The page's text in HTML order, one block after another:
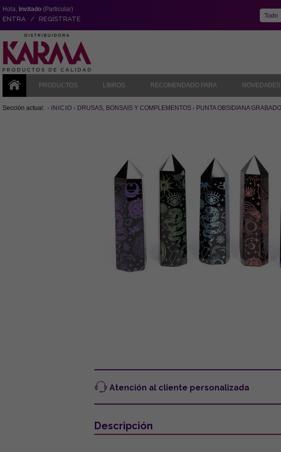
Hola, Invitado (Particular)
ENTRA / REGÍSTRATE
PRODUCTOS LIBROS RECOMENDADO PARA NOVEDADES
Sección actual: INICIO DRUSAS, BONSAIS Y COMPLEMENTOS PUNTA OBSIDIANA
Atención al cliente personalizada
Descripción